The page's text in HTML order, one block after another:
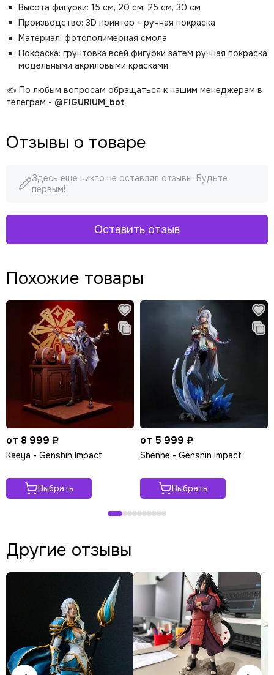
Высота фигурки: 15 см, 20 см, 25 см, 30 см
Производство: 3D принтер + ручная покраска
Материал: фотополимерная смола
Покраска: грунтовка всей фигурки затем ручная покраска
модельными акриловыми красками
✍️ По любым вопросам обращаться к нашим менеджерам в
телеграм - @FIGURIUM_bot
Отзывы о товаре
Здесь еще никто не оставлял отзывы. Будьте
первым!
Оставить отзыв
Похожие товары
от 8 999 ₽
Kaeya - Genshin Impact
Выбрать
от 5 999 ₽
Shenhe - Genshin Impact
Выбрать
Другие отзывы